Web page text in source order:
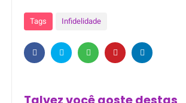
Tags Infidelidade